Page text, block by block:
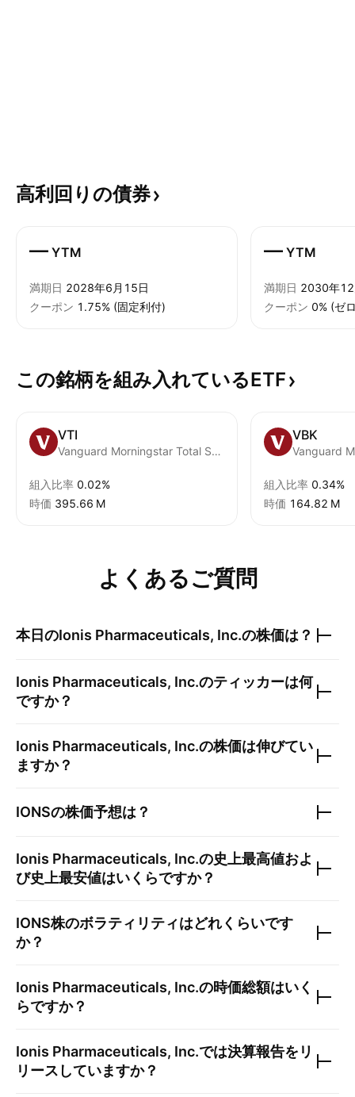
高利回りの債券
— YTM
満期日 2028年6月15日
クーポン 1.75% (固定利付)
— YTM
満期日 2030年
クーポン 0% (ゼ
この銘柄を組み入れているETF
VTI
Vanguard Morningstar Total Stock Market ETF
組入比率 0.02%
時価 ‪395.66 M‬
VBK
組入比率 0.34%
時価 ‪164.82 M‬
よくあるご質問
本日のIonis Pharmaceuticals, Inc.の株価は？
Ionis Pharmaceuticals, Inc.のティッカーは何
ですか？
Ionis Pharmaceuticals, Inc.の株価は伸びてい
ますか？
IONSの株価予想は？
Ionis Pharmaceuticals, Inc.の史上最高値およ
び史上最安値はいくらですか？
IONS株のボラティリティはどれくらいです
か？
Ionis Pharmaceuticals, Inc.の時価総額はいく
らですか？
Ionis Pharmaceuticals, Inc.では決算報告をリ
リースしていますか？